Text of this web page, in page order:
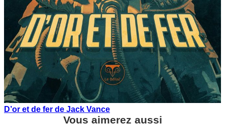
D’or et de fer de Jack Vance
Vous aimerez aussi